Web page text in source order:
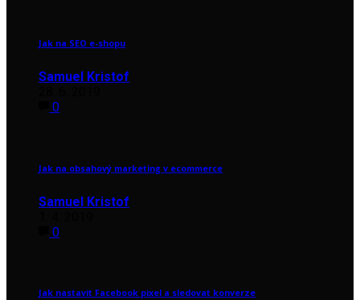
Jak na SEO e-shopu
Samuel Kristof
0
Jak na obsahový marketing v ecommerce
Samuel Kristof
0
Jak nastavit Facebook pixel a sledovat konverze